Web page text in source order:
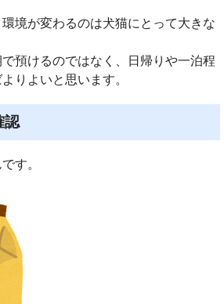
境が変わるのは犬猫にとって大きな
預けるのではなく、日帰りや一泊程
りよいと思います。
認
す。